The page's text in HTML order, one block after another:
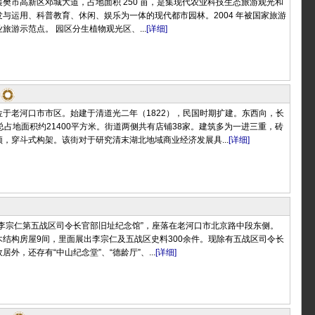
樊市高新区邓城大道，占地面积 250 亩，是集现代农业科技生态旅游观光和
运用、科普教育、休闲、娱乐为一体的现代都市园林。2004 年被国家旅游
游示范点。 园区分生植物观光区、...[详细]
老河口市市区。始建于清道光二年（1822），民国时期扩建。东西向，长
占地面积约21400平方米。街道两侧共有店铺38家。建筑多为一进三重，砖
穿斗式构架。该街对于研究清末湖北地域商业经济发展具...[详细]
宗仁第五战区司令长官部旧址纪念馆”，座落在老河口市北京路中段东侧。
构房屋9间，里面展出李宗仁及五战区史料300余件。现除有五战区司令长
外，还存有“中山纪念堂”、“德龄厅”、...[详细]